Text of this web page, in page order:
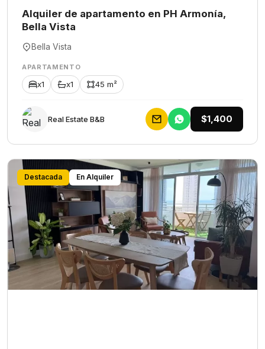
Alquiler de apartamento en PH Armonía,
Bella Vista
Bella Vista
APARTAMENTO
x1 x1 45 m²
Rеаl Еstаtе В&В $1,400
Destacada En Alquiler